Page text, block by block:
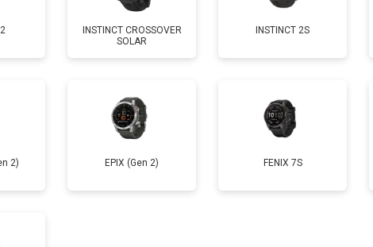
INSTINCT CROSSOVER
SOLAR
INSTINCT 2S
2) EPIX (Gen 2) FENIX 7S